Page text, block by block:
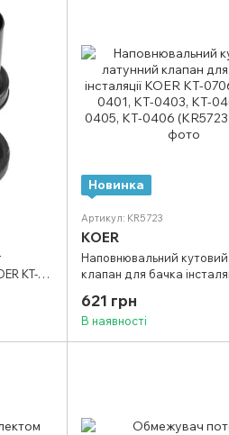
KT-
Новинка
Артикул: KR5723
KOER
Наповнювальний
клапан для бачка
0404, KT-0405, KT-0406
621 грн
В наявності